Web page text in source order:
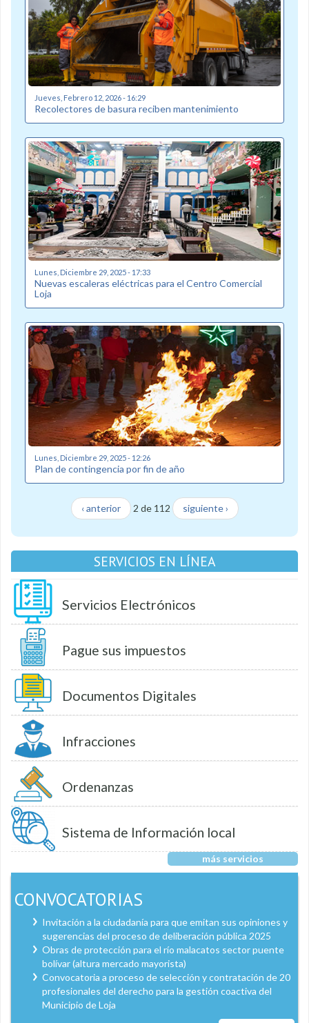
Jueves, Febrero 12, 2026 - 16:29
Recolectores de basura reciben mantenimiento
Lunes, Diciembre 29, 2025 - 17:33
Nuevas escaleras eléctricas para el Centro Comercial
Loja
Lunes, Diciembre 29, 2025 - 12:26
Plan de contingencia por fin de año
‹ anterior 2 de 112 siguiente ›
SERVICIOS EN LÍNEA
Servicios Electrónicos
Pague sus impuestos
Documentos Digitales
Infracciones
Ordenanzas
Sistema de Información local
más servicios
CONVOCATORIAS
Invitación a la ciudadanía para que emitan sus opiniones y
sugerencias del proceso de deliberación pública 2025
Obras de protección para el río malacatos sector puente
bolívar (altura mercado mayorista)
Convocatoria a proceso de selección y contratación de 20
profesionales del derecho para la gestión coactiva del
Municipio de Loja